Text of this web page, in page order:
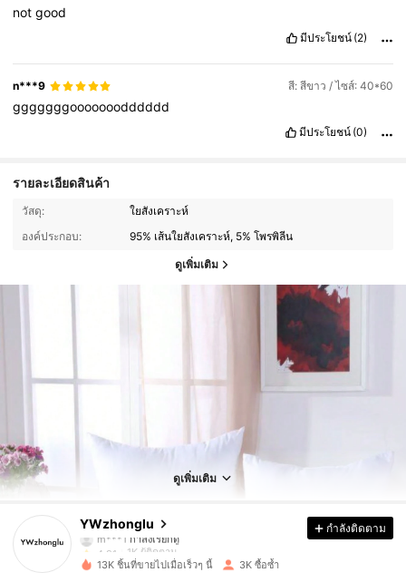
notgood
มีประโยชน์ (2)
n***9 สี: สีขาว / ไซส์: 40*60
gggggggooooooodddddd
มีประโยชน์ (0)
รายละเอียดสินค้า
วัสดุ:
ใยสังเคราะห์
องค์ประกอบ:
95% เส้นใยสังเคราะห์, 5% โพรพิลีน
ดูเพิ่มเติม
ดูเพิ่มเติม
YWzhonglu
4.91 1K ผู้ติดตาม
กำลังติดตาม
13K ชิ้นที่ขายไปเมื่อเร็วๆ นี้ 3K ซื้อซ้ำ